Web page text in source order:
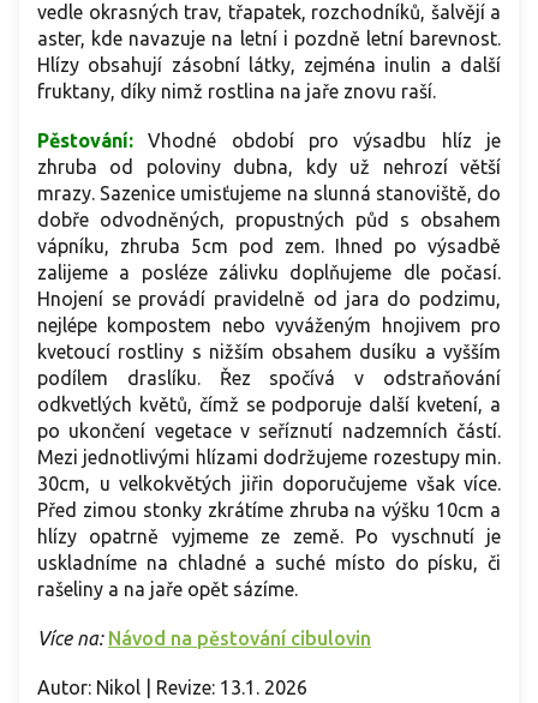
vedle okrasných trav, třapatek, rozchodníků, šalvějí a
aster, kde navazuje na letní i pozdně letní barevnost.
Hlízy obsahují zásobní látky, zejména inulin a další
fruktany, díky nimž rostlina na jaře znovu raší.
Pěstování:Vhodné období pro výsadbu hlíz je
zhruba od poloviny dubna, kdy už nehrozí větší
mrazy. Sazenice umisťujeme na slunná stanoviště, do
dobře odvodněných, propustných půd s obsahem
vápníku, zhruba 5cm pod zem. Ihned po výsadbě
zalijeme a posléze zálivku doplňujeme dle počasí.
Hnojení se provádí pravidelně od jara do podzimu,
nejlépe kompostem nebo vyváženým hnojivem pro
kvetoucí rostliny s nižším obsahem dusíku a vyšším
podílem draslíku. Řez spočívá v odstraňování
odkvetlých květů, čímž se podporuje další kvetení, a
po ukončení vegetace v seříznutí nadzemních částí.
Mezi jednotlivými hlízami dodržujeme rozestupy min.
30cm, u velkokvětých jiřin doporučujeme však více.
Před zimou stonky zkrátíme zhruba na výšku 10cm a
hlízy opatrně vyjmeme ze země. Po vyschnutí je
uskladníme na chladné a suché místo do písku, či
rašeliny a na jaře opět sázíme.
Více na: Návod na pěstování cibulovin
Autor: Nikol | Revize: 13.1. 2026